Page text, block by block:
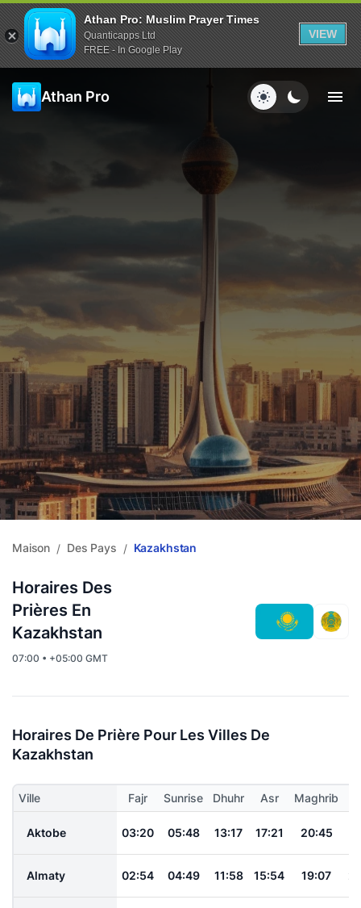
Athan Pro: Muslim Prayer Times
Quanticapps Ltd
FREE - In Google Play
VIEW
Athan Pro
Maison / Des Pays / Kazakhstan
Horaires Des
Prières En
Kazakhstan
07:00 • +05:00 GMT
Horaires De Prière Pour Les Villes De
Kazakhstan
Ville Fajr Sunrise Dhuhr Asr Maghrib
Aktobe 03:20 05:48 13:17 17:21 20:45
Almaty 02:54 04:49 11:58 15:54 19:07